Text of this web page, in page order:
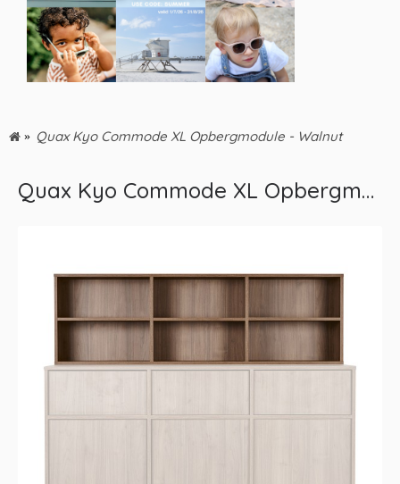
Quax Kyo Commode XL Opbergmodule - Walnut
Quax Kyo Commode XL Opbergmodule - Walnut